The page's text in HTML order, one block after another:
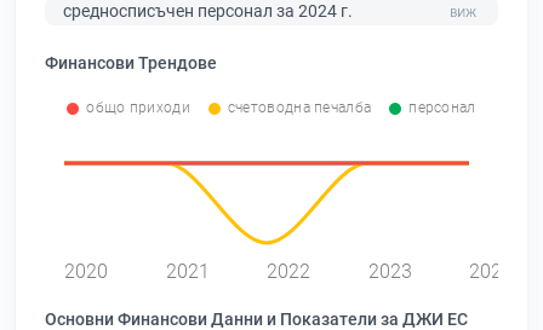
средносписъчен персонал за 2024 г.
Финансови Трендове
общо приходи счетоводна печалба персонал
2020 2021 2022 2023 2024
Основни Финансови Данни и Показатели за ДЖИ ЕС